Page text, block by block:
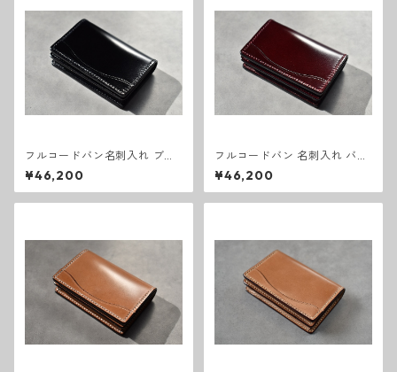
フルコードバン名刺入れ ブラ
ック
¥46,200
フルコードバン 名刺入れ バー
ガンディ
¥46,200